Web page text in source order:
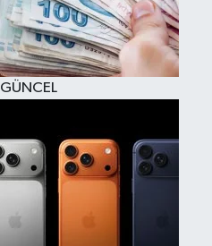
GÜNCEL